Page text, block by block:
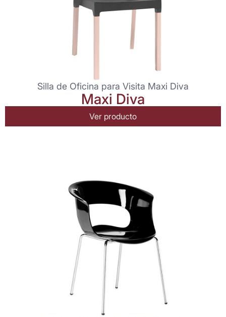
Silla de Oficina para Visita Maxi Diva
Maxi Diva
Ver producto